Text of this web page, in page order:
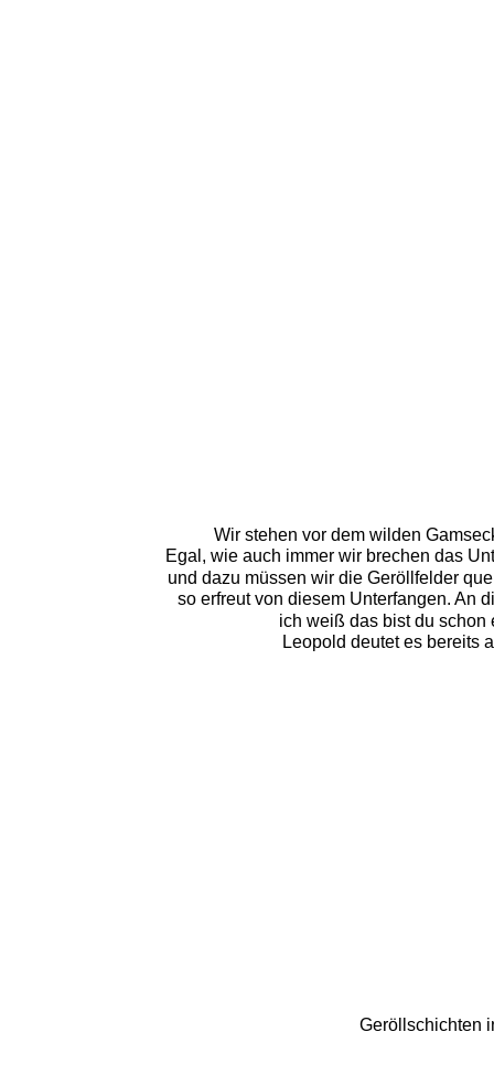
Wir stehen vor dem wilden
Egal, wie auch immer wir brechen das
und dazu müssen wir die Geröllfelder
so erfreut von diesem Unterfangen. An
ich weiß das bist du schon
Leopold deutet es bereits
Geröllschichten